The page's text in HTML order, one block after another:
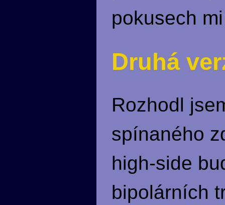
pokusech
Druhá
Rozhodl
spínaného
high-side
bipolárních